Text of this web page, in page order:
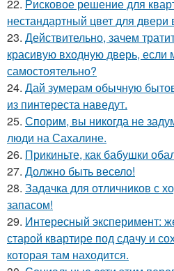
22. Рисковое решение для
нестандартный цвет для двери
23. Действительно, зачем
красивую входную дверь, если
самостоятельно?
24. Дай зумерам обычную
из пинтереста наведут.
25. Спорим, вы никогда не
люди на Сахалине.
26. Прикиньте, как бабушки
27. Должно быть весело!
28. Задачка для отличников с
запасом!
29. Интересный эксперимент:
старой квартире под сдачу и
которая там находится.